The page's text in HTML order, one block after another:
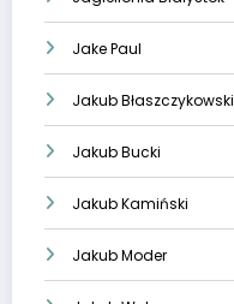
Jake Paul
Jakub Błaszczykowski
Jakub Bucki
Jakub Kamiński
Jakub Moder